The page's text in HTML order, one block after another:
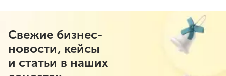
Свежие бизнес-
новости, кейсы
и статьи в наших